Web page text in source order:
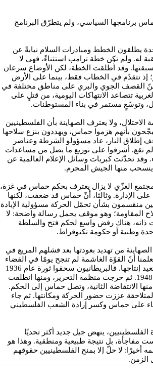
برنامجها السياسي، ولم يتطرّق البرنامج
يطلقون الخطط ومبادرات السلام نيابةً عن
له. ولم تكن خطة ترامب استثناءً، فهي لا
وقد أُطلقت الخطة، لكن الأوضاع سرعان
إذ تتقدّم في الخطاب فقط، بينما على الأرض
القصف الجوي والبري على مناطق مختلفة في
تتصاعد الانتهاكات اليومية، من قتلٍ على
وتوسّعٍ مستمر في بناء المستوطنات.
ولا يعترف الصهاينة بأن الفلسطينيين
بأنهم هزموا حماس، ويهددون بنزع سلاحها
إطلاق النار، عاد مسؤولو الشرطة وعناصر
تقع. أشرفوا على توزيع ما يصل من مساعدات
وقد تحدّثت كبريات وسائل الإعلام العالمية عن
منها الجيش المجرم.
الغزّي لا يزال يعترف بحكم حماس في غزة،
على الإدارة. وثالثا، أنّ حماس قد ضعفت، لكنها
منقسمون بشأن تحمّل الحركة مسؤولية الإبادة
المقاومة؛ وهو موقف يحمل رسالة واضحة: لا
ذاته، هناك رفض واسع لحكم فتح والسلطة
وطنية أو حكومة تكنوقراط.
من تهديد بعودتها بعد فشلهم المريع في
أنّ القوّة الغاشمة لم تنجح يومًا في القضاء
على حركات التحرر، بل كانت دائمًا تغيّر شكلها وتعيد إنتاجها. فالبريطانيون سحقوا ثورة عام 1936
ونفوا قادتها، لكن الفلسطينيين خاضوا حرب عام 1948. ثم خرجت منظمة التحرير، ومنها انطلقت
الانتفاضة الثانية، وتصل حماس إلى الحكم.
عززت حضور الحركة ومكانتها. ثم جاء
على حماس وكسر إرادة الشعب الفلسطيني
ينهض جيل جديد أكثر تحديًا
مفاجأة، بل نتيجة طبيعية ومنطقية. وهذا هو
أخيرًا: لا حلّ إلا بمنح الفلسطينيين حقوقهم
الزمن.